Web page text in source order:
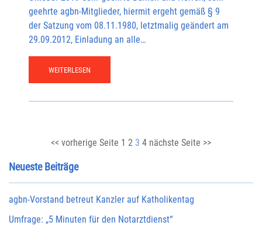
geehrte agbn-Mitglieder, hiermit ergeht gemäß § 9
der Satzung vom 08.11.1980, letztmalig geändert am
29.09.2012, Einladung an alle…
WEITERLESEN
<< vorherige Seite 1 2 3 4 nächste Seite >>
Neueste Beiträge
agbn-Vorstand betreut Kanzler auf Katholikentag
Umfrage: „5 Minuten für den Notarztdienst“